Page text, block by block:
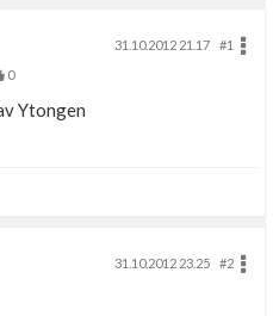
31.10.2012 21.17
#1
0
Ytongen
31.10.2012 23.25
#2